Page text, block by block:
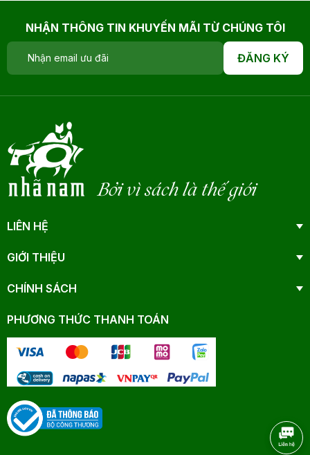
NHẬN THÔNG TIN KHUYẾN MÃI TỪ CHÚNG TÔI
ĐĂNG KÝ
Bởi vì sách là thế giới
LIÊN HỆ
GIỚI THIỆU
CHÍNH SÁCH
PHƯƠNG THỨC THANH TOÁN